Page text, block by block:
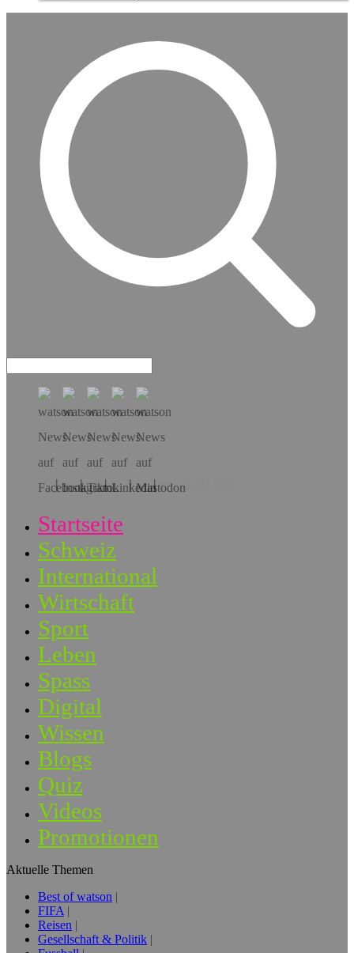
Hol dir die App!
Startseite
Schweiz
International
Wirtschaft
Sport
Leben
Spass
Digital
Wissen
Blogs
Quiz
Videos
Promotionen
Aktuelle Themen
Best of watson
FIFA
Reisen
Gesellschaft & Politik